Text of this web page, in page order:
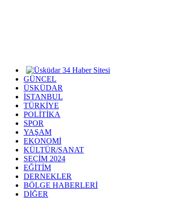
GÜNCEL
ÜSKÜDAR
İSTANBUL
TÜRKİYE
POLİTİKA
SPOR
YAŞAM
EKONOMİ
KÜLTÜR/SANAT
SEÇİM 2024
EĞİTİM
DERNEKLER
BÖLGE HABERLERİ
DİĞER